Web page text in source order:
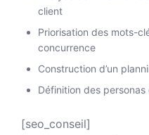
client
Priorisation des mots-
concurrence
Construction d’un
Définition des
[seo_conseil]